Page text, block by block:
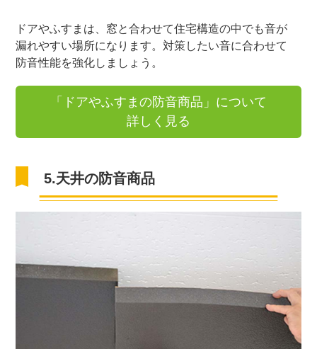
ドアやふすまは、窓と合わせて住宅構造の中でも音が
漏れやすい場所になります。対策したい音に合わせて
防音性能を強化しましょう。
「ドアやふすまの防音商品」について
詳しく見る
5.天井の防音商品